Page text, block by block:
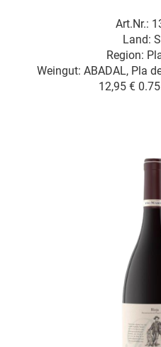
Art.Nr.:
Region:
Land:
Weingut:ABADAL, Pla
12,95 €